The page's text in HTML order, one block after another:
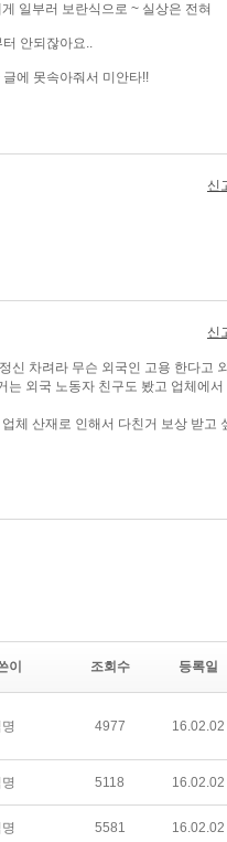
이 조회수 등록일
4977 16.02.02
5118 16.02.02
5581 16.02.02